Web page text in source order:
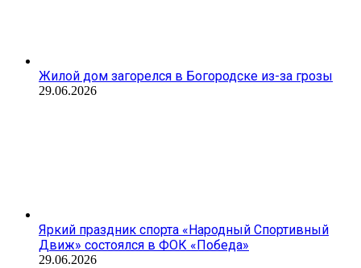
Жилой дом загорелся в Богородске из-за грозы
29.06.2026
Яркий праздник спорта «Народный Спортивный
Движ» состоялся в ФОК «Победа»
29.06.2026